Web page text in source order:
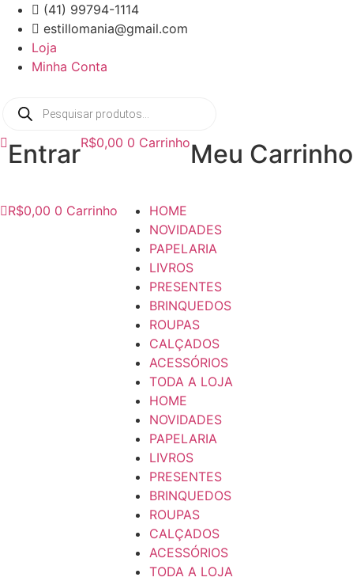
para
conteúdo
(41) 99794-1114
estillomania@gmail.com
Loja
Minha Conta
Pesquisar
produtos
EntrarR$0,00 0 CarrinhoMeu Carrinho
R$0,00 0 Carrinho
HOME
NOVIDADES
PAPELARIA
LIVROS
PRESENTES
BRINQUEDOS
ROUPAS
CALÇADOS
ACESSÓRIOS
TODA A LOJA
HOME
NOVIDADES
PAPELARIA
LIVROS
PRESENTES
BRINQUEDOS
ROUPAS
CALÇADOS
ACESSÓRIOS
TODA A LOJA